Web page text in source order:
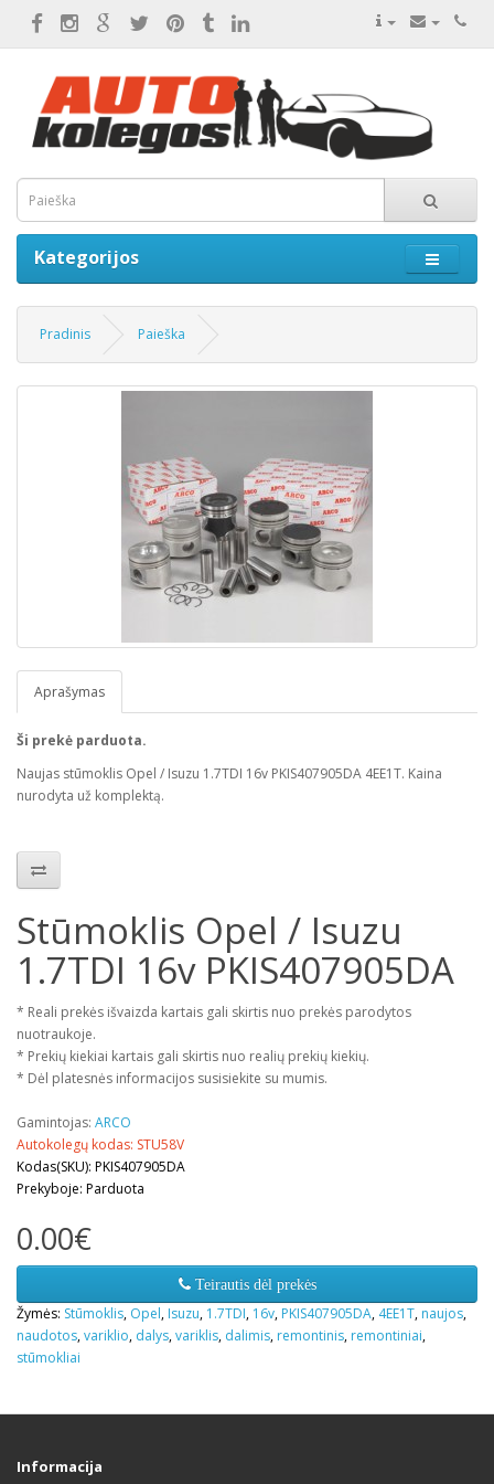
Kategorijos
Pradinis Paieška
Aprašymas
Ši prekė parduota.
Naujas stūmoklis Opel / Isuzu 1.7TDI 16v PKIS407905DA 4EE1T. Kaina
nurodyta už komplektą.
Stūmoklis Opel / Isuzu
1.7TDI 16v PKIS407905DA
* Reali prekės išvaizda kartais gali skirtis nuo prekės parodytos
nuotraukoje.
* Prekių kiekiai kartais gali skirtis nuo realių prekių kiekių.
* Dėl platesnės informacijos susisiekite su mumis.
Gamintojas: ARCO
Autokolegų kodas: STU58V
Kodas(SKU): PKIS407905DA
Prekyboje: Parduota
0.00€
Teirautis dėl prekės
Žymės: Stūmoklis, Opel, Isuzu, 1.7TDI, 16v, PKIS407905DA, 4EE1T, naujos,
naudotos,variklio, dalys,variklis, dalimis, remontinis, remontiniai,
stūmokliai
Informacija